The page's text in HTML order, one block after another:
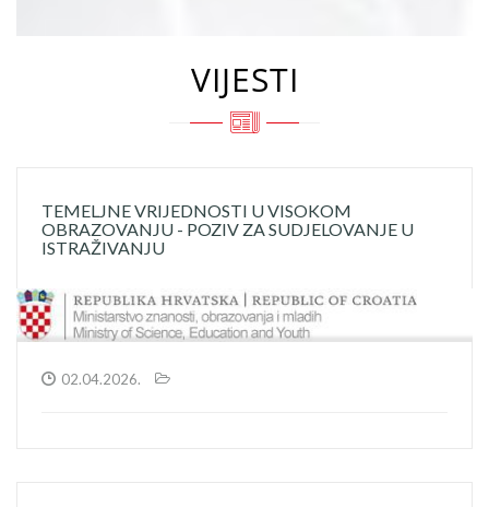
VIJESTI
TEMELJNE VRIJEDNOSTI U VISOKOM
OBRAZOVANJU - POZIV ZA SUDJELOVANJE U
ISTRAŽIVANJU
02.04.2026.